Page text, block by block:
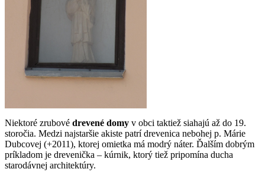
Niektoré zrubové drevené domy v obci taktiež siahajú až do 19.
storočia. Medzi najstaršie akiste patrí drevenica nebohej p. Márie
Dubcovej (+2011), ktorej omietka má modrý náter. Ďalším dobrým
príkladom je drevenička – kúrnik, ktorý tiež pripomína ducha
starodávnej architektúry.